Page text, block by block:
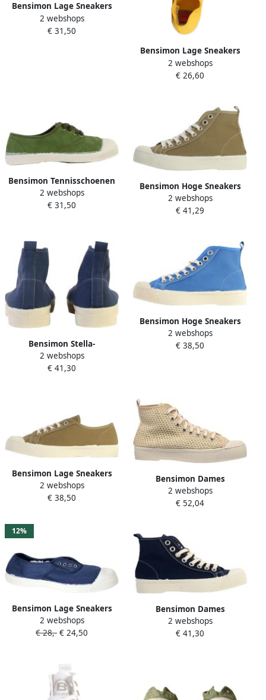
Bensimon Lage Sneakers
TENNIS COLORSOLE FEMME
2 webshops
€ 31,50
Bensimon Lage Sneakers
TENNIS LACET
2 webshops
€ 26,60
Bensimon Tennisschoenen
met veters en Engelse
borduursels
2 webshops
€ 31,50
Bensimon Hoge Sneakers
STELLA
2 webshops
€ 41,29
Bensimon Stella-
tennisschoenen met veters
2 webshops
€ 41,30
Bensimon Hoge Sneakers
Stella b79
2 webshops
€ 38,50
Bensimon Lage Sneakers
188161
2 webshops
€ 38,50
Bensimon Dames
sportschoenen Stella Beige
Dames
2 webshops
€ 52,04
12%
Bensimon Lage Sneakers
52974
2 webshops
€ 28,- € 24,50
Bensimon Dames
sportschoenen Stella b79
Blauw Dames
2 webshops
€ 41,30